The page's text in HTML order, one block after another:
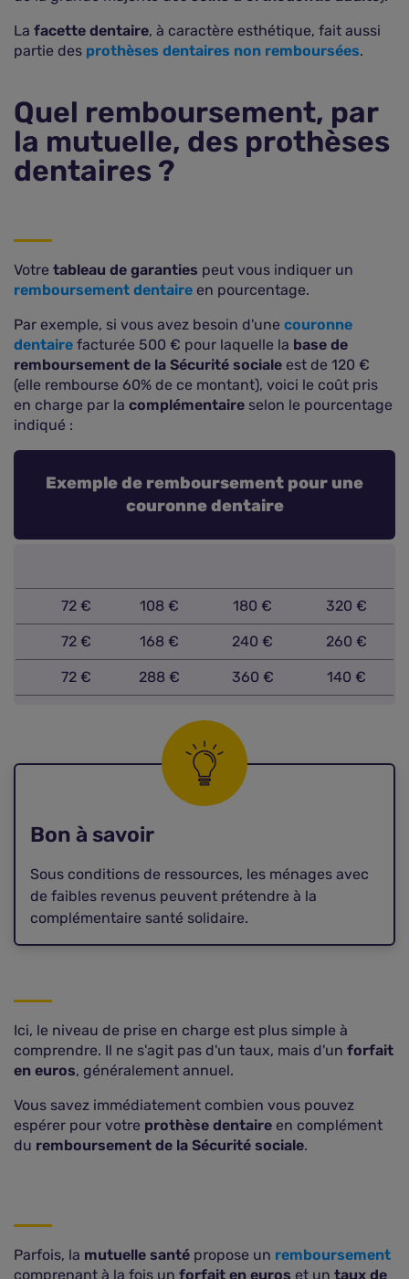
La facette dentaire, à caractère esthétique, fait aussi
partie des prothèses dentaires non remboursées.
Quel remboursement, par
la mutuelle, des prothèses
dentaires ?
Votre tableau de garanties peut vous indiquer un
remboursement dentaire en pourcentage.
Par exemple, si vous avez besoin d'une couronne
dentaire facturée 500 € pour laquelle la base de
remboursement de la Sécurité sociale est de 120 €
(elle rembourse 60% de ce montant), voici le coût pris
en charge par la complémentaire selon le pourcentage
indiqué :
Exemple de remboursement pour une
couronne dentaire
72 € 108 € 180 € 320 €
72 € 168 € 240 € 260 €
72 € 288 € 360 € 140 €
Bon à savoir
Sous conditions de ressources, les ménages avec
de faibles revenus peuvent prétendre à la
complémentaire santé solidaire.
Ici, le niveau de prise en charge est plus simple à
comprendre. Il ne s'agit pas d'un taux, mais d'un forfait
en euros, généralement annuel.
Vous savez immédiatement combien vous pouvez
espérer pour votre prothèse dentaire en complément
du remboursement de la Sécurité sociale.
Parfois, la mutuelle santé propose un remboursement
comprenant à la fois un forfait en euros et un taux de